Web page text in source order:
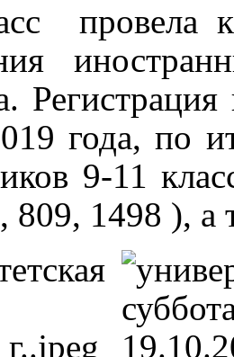
провела
года, по
9-11
809, 1498 ), а